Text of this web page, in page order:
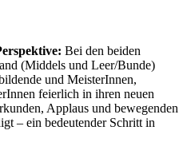
Bei den beiden
(Middels und Leer/Bunde)
und MeisterInnen,
feierlich in ihren neuen
Applaus und bewegenden
– ein bedeutender Schritt in